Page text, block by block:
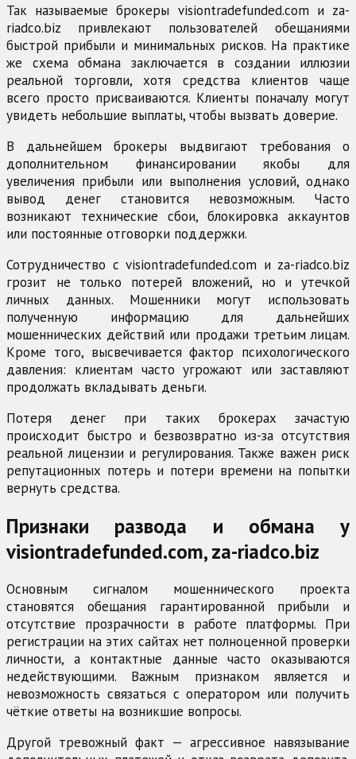
Так называемые брокеры visiontradefunded.com и za-
riadco.biz привлекают пользователей обещаниями
быстрой прибыли и минимальных рисков. На практике
же схема обмана заключается в создании иллюзии
реальной торговли, хотя средства клиентов чаще
всего просто присваиваются. Клиенты поначалу могут
увидеть небольшие выплаты, чтобы вызвать доверие.
В дальнейшем брокеры выдвигают требования о
дополнительном финансировании якобы для
увеличения прибыли или выполнения условий, однако
вывод денег становится невозможным. Часто
возникают технические сбои, блокировка аккаунтов
или постоянные отговорки поддержки.
Сотрудничество с visiontradefunded.com и za-riadco.biz
грозит не только потерей вложений, но и утечкой
личных данных. Мошенники могут использовать
полученную информацию для дальнейших
мошеннических действий или продажи третьим лицам.
Кроме того, высвечивается фактор психологического
давления: клиентам часто угрожают или заставляют
продолжать вкладывать деньги.
Потеря денег при таких брокерах зачастую
происходит быстро и безвозвратно из-за отсутствия
реальной лицензии и регулирования. Также важен риск
репутационных потерь и потери времени на попытки
вернуть средства.
Признаки развода и обмана у
visiontradefunded.com, za-riadco.biz
Основным сигналом мошеннического проекта
становятся обещания гарантированной прибыли и
отсутствие прозрачности в работе платформы. При
регистрации на этих сайтах нет полноценной проверки
личности, а контактные данные часто оказываются
недействующими. Важным признаком является и
невозможность связаться с оператором или получить
чёткие ответы на возникшие вопросы.
Другой тревожный факт — агрессивное навязывание